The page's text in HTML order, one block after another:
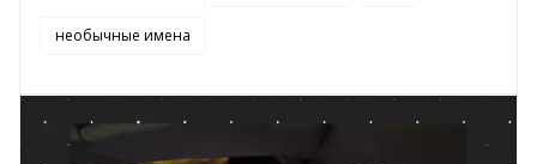
необычные имена